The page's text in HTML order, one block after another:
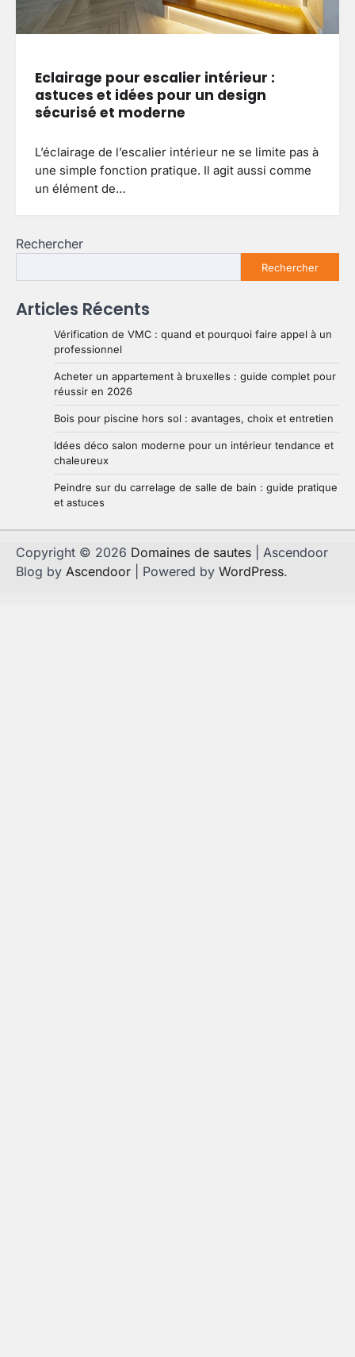
Eclairage pour escalier intérieur :
astuces et idées pour un design
sécurisé et moderne
L’éclairage de l’escalier intérieur ne se limite pas à
une simple fonction pratique. Il agit aussi comme
un élément de…
Rechercher
Rechercher
Articles Récents
Vérification de VMC : quand et pourquoi faire appel à un
professionnel
Acheter un appartement à bruxelles : guide complet pour
réussir en 2026
Bois pour piscine hors sol : avantages, choix et entretien
Idées déco salon moderne pour un intérieur tendance et
chaleureux
Peindre sur du carrelage de salle de bain : guide pratique
et astuces
Copyright © 2026 Domaines de sautes | Ascendoor
Blog by Ascendoor | Powered by WordPress.